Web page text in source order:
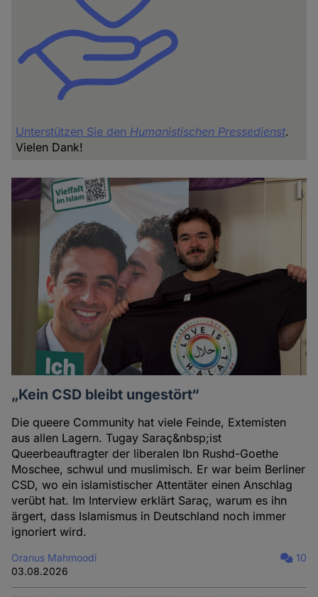
Unterstützen Sie den Humanistischen Pressedienst.
Vielen Dank!
„Kein CSD bleibt ungestört“
Die queere Community hat viele Feinde, Extemisten
aus allen Lagern. Tugay Saraç&nbsp;ist
Queerbeauftragter der liberalen Ibn Rushd-Goethe
Moschee, schwul und muslimisch. Er war beim Berliner
CSD, wo ein islamistischer Attentäter einen Anschlag
verübt hat. Im Interview erklärt Saraç, warum es ihn
ärgert, dass Islamismus in Deutschland noch immer
ignoriert wird.
Oranus Mahmoodi
03.08.2026
10